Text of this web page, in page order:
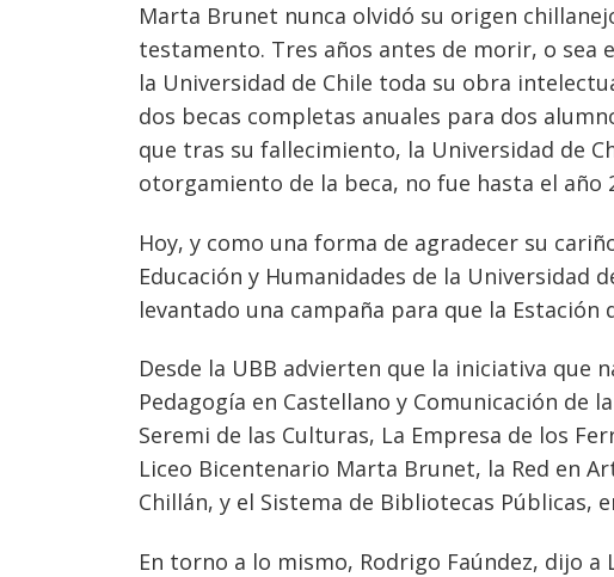
Marta Brunet nunca olvidó su origen
testamento. Tres años antes de morir, o sea
la Universidad de Chile toda su obra
dos becas completas anuales para dos
que tras su fallecimiento, la Universidad de
otorgamiento de la beca, no fue hasta el año
Hoy, y como una forma de agradecer su
Educación y Humanidades de la Universidad
levantado una campaña para que la
Desde la UBB advierten que la iniciativa que
Pedagogía en Castellano y Comunicación de
Seremi de las Culturas, La Empresa de los
Liceo Bicentenario Marta Brunet, la Red en
Chillán, y el Sistema de Bibliotecas Públicas,
En torno a lo mismo, Rodrigo Faúndez, dijo